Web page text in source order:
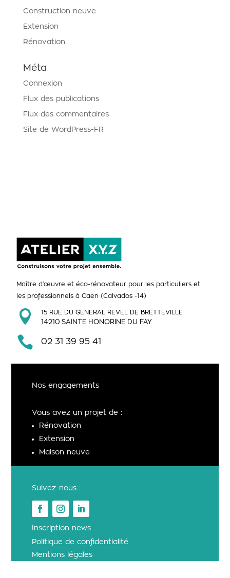
Construction neuve
Extension
Rénovation
Méta
Connexion
Flux des publications
Flux des commentaires
Site de WordPress-FR
Maître d’œuvre et éco-rénovateur pour les particuliers et
les professionnels à Caen (Calvados -14)
 15 RUE DU GENERAL REVEL DE BRETTEVILLE
14210 SAINTE HONORINE DU FAY
 02 31 39 95 41
Nos engagements
Vous avez un projet de :
Rénovation
Extension
Maison neuve
Suivez-nous :
Inscription news
Politique de confidentialité
Mentions légales